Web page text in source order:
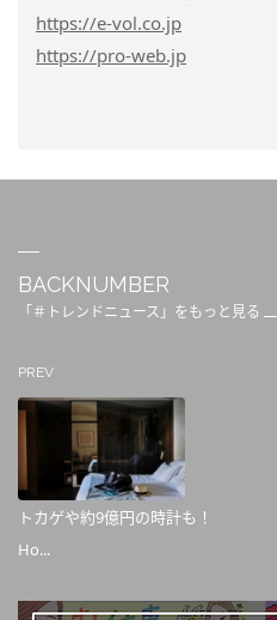
https://e-vol.co.jp
https://pro-web.jp
BACKNUMBER
「＃トレンドニュース」をもっと見る
PREV
トカゲや約9億円の時計も！
Ho...